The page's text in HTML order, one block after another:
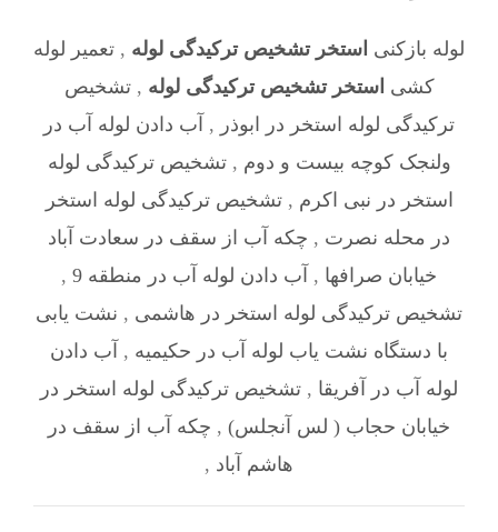
لوله بازکنی استخر تشخیص ترکیدگی لوله , تعمیر لوله
کشی استخر تشخیص ترکیدگی لوله ,تشخیص
ترکیدگی لوله استخر در ابوذر , آب دادن لوله آب در
ولنجک کوچه بیست و دوم ,تشخیص ترکیدگی لوله
استخر در نبی اکرم ,تشخیص ترکیدگی لوله استخر
در محله نصرت , چکه آب از سقف در سعادت آباد
خیابان صرافها , آب دادن لوله آب در منطقه 9
,
تشخیص ترکیدگی لوله استخر در هاشمی , نشت یابی
با دستگاه نشت یاب لوله آب در حکیمیه , آب دادن
لوله آب در آفریقا , تشخیص ترکیدگی لوله استخر در
خیابان حجاب ( لس آنجلس) , چکه آب از سقف در
هاشم آباد ,